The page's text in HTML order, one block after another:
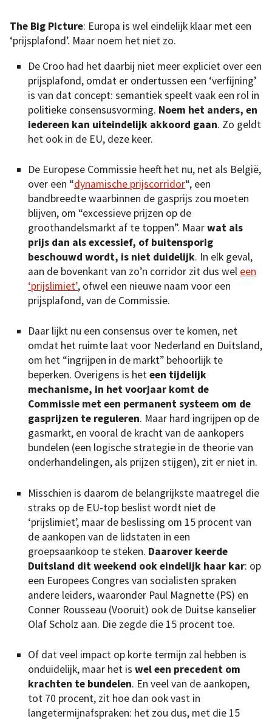
The Big Picture: Europa is wel eindelijk klaar met een
‘prijsplafond’. Maar noem het niet zo.
De Croo had het daarbij niet meer expliciet over een
prijsplafond, omdat er ondertussen een ‘verfijning’
is van dat concept: semantiek speelt vaak een rol in
politieke consensusvorming. Noem het anders, en
iedereen kan uiteindelijk akkoord gaan. Zo geldt
het ook in de EU, deze keer.
De Europese Commissie heeft het nu, net als België,
over een “dynamische prijscorridor“, een
bandbreedte waarbinnen de gasprijs zou moeten
blijven, om “excessieve prijzen op de
groothandelsmarkt af te toppen”. Maarwat als
prijs dan als excessief, of buitensporig
beschouwd wordt, is niet duidelijk. In elk geval,
aan de bovenkant van zo’n corridor zit dus wel een
‘prijslimiet’, ofwel een nieuwe naam voor een
prijsplafond, van de Commissie.
Daar lijkt nu een consensus over te komen, net
omdat het ruimte laat voor Nederland en Duitsland,
om het “ingrijpen in de markt” behoorlijk te
beperken. Overigens is heteen tijdelijk
mechanisme, in het voorjaar komt de
Commissie met een permanent systeem om de
gasprijzen te reguleren. Maar hard ingrijpen op de
gasmarkt, en vooral de kracht van de aankopers
bundelen (een logische strategie in de theorie van
onderhandelingen, als prijzen stijgen), zit er niet in.
Misschien is daarom de belangrijkste maatregel die
straks op de EU-top beslist wordt niet de
‘prijslimiet’, maar de beslissing om 15 procent van
de aankopen van de lidstaten in een
groepsaankoop te steken. Daarover keerde
Duitsland dit weekend ook eindelijk haar kar: op
een Europees Congres van socialisten spraken
andere leiders, waaronder Paul Magnette (PS) en
Conner Rousseau (Vooruit) ook de Duitse kanselier
Olaf Scholz aan. Die zegde die 15 procent toe.
Of dat veel impact op korte termijn zal hebben is
onduidelijk, maar het is wel een precedent om
krachten te bundelen. En veel van de aankopen,
tot 70 procent, zit hoe dan ook vast in
langetermijnafspraken: het zou dus, met die 15